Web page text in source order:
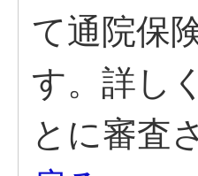
て通院保
す。詳し
とに審査